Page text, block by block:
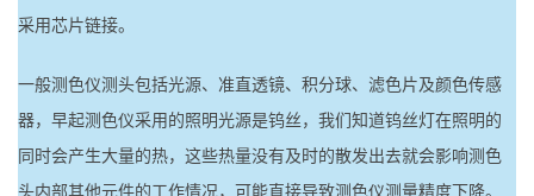
采用芯片链接。
一般测色仪测头包括光源、准直透镜、积分球、滤色片及颜色传感
器，早起测色仪采用的照明光源是钨丝，我们知道钨丝灯在照明的
同时会产生大量的热，这些热量没有及时的散发出去就会影响测色
头内部其他元件的工作情况，可能直接导致测色仪测量精度下降。